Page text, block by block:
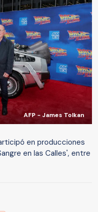
AFP - James Tolkan
en producciones
en las Calles', entre